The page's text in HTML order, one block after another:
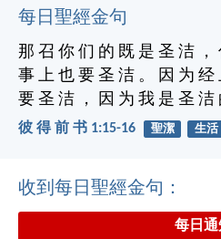
每日聖經金句
那 召 你 们 的 既 是 圣 洁 ，
事 上 也 要 圣 洁 。 因 为 经
要 圣 洁 ， 因 为 我 是 圣 洁
彼 得 前 书 1:15-16 聖潔 生活
收到每日聖經金句：
每日通